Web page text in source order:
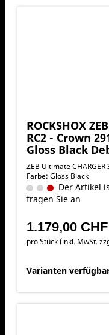
ROCKSHOX
RC2 - Crown
Gloss Black
ZEB Ultimate CHARGER
Farbe: Gloss Black
Der Artikel
fragen Sie an
1.179,00 CHF
pro Stück (inkl. MwSt.
Varianten